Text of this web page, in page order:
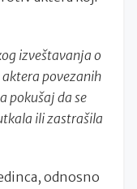
izveštavanja o
povezanih
pokušaj da se
ili zastrašila
odnosno